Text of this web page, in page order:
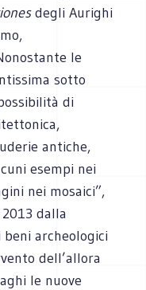
degli Aurighi
le
sotto
di
antiche,
esempi nei
nei mosaici”,
dalla
archeologici
dell’allora
le nuove